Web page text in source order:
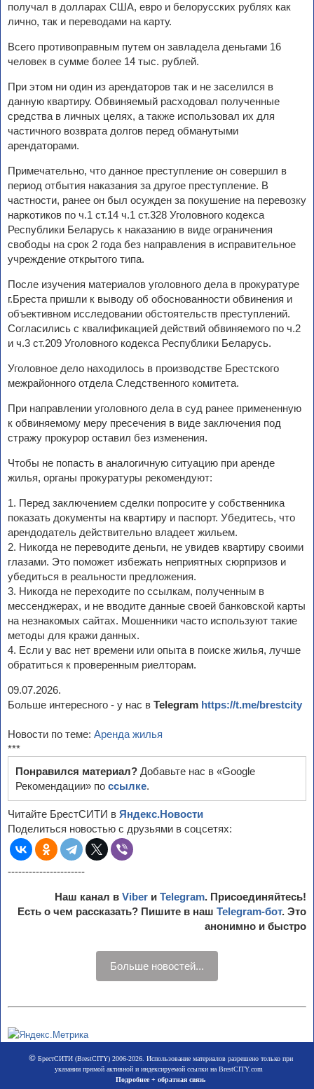
получал в долларах США, евро и белорусских рублях как
лично, так и переводами на карту.
Всего противоправным путем он завладела деньгами 16
человек в сумме более 14 тыс. рублей.
При этом ни один из арендаторов так и не заселился в
данную квартиру. Обвиняемый расходовал полученные
средства в личных целях, а также использовал их для
частичного возврата долгов перед обманутыми
арендаторами.
Примечательно, что данное преступление он совершил в
период отбытия наказания за другое преступление. В
частности, ранее он был осужден за покушение на перевозку
наркотиков по ч.1 ст.14 ч.1 ст.328 Уголовного кодекса
Республики Беларусь к наказанию в виде ограничения
свободы на срок 2 года без направления в исправительное
учреждение открытого типа.
После изучения материалов уголовного дела в прокуратуре
г.Бреста пришли к выводу об обоснованности обвинения и
объективном исследовании обстоятельств преступлений.
Согласились с квалификацией действий обвиняемого по ч.2
и ч.3 ст.209 Уголовного кодекса Республики Беларусь.
Уголовное дело находилось в производстве Брестского
межрайонного отдела Следственного комитета.
При направлении уголовного дела в суд ранее примененную
к обвиняемому меру пресечения в виде заключения под
стражу прокурор оставил без изменения.
Чтобы не попасть в аналогичную ситуацию при аренде
жилья, органы прокуратуры рекомендуют:
1. Перед заключением сделки попросите у собственника
показать документы на квартиру и паспорт. Убедитесь, что
арендодатель действительно владеет жильем.
2. Никогда не переводите деньги, не увидев квартиру своими
глазами. Это поможет избежать неприятных сюрпризов и
убедиться в реальности предложения.
3. Никогда не переходите по ссылкам, полученным в
мессенджерах, и не вводите данные своей банковской карты
на незнакомых сайтах. Мошенники часто используют такие
методы для кражи данных.
4. Если у вас нет времени или опыта в поиске жилья, лучше
обратиться к проверенным риелторам.
09.07.2026.
Больше интересного - у нас в Telegram https://t.me/brestcity
Новости по теме: Аренда жилья
***
Понравился материал? Добавьте нас в «Google
Рекомендации» по ссылке.
Читайте БрестСИТИ в Яндекс.Новости
Поделиться новостью с друзьями в соцсетях:
----------------------
Наш канал в Viber и Telegram. Присоединяйтесь!
Есть о чем рассказать? Пишите в наш Telegram-бот. Это
анонимно и быстро
Больше новостей...
©БрестСИТИ (BrestCITY) 2006-2026. Использование материалов разрешено только при
указании прямой активной и индексируемой ссылки на BrestCITY.com
Подробнее + обратная связь